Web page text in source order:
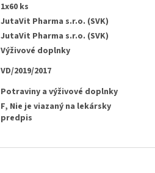
1x60 ks
JutaVit Pharma s.r.o. (SVK)
JutaVit Pharma s.r.o. (SVK)
Výživové doplnky
VD/2019/2017
Potraviny a výživové doplnky
F, Nie je viazaný na lekársky
predpis